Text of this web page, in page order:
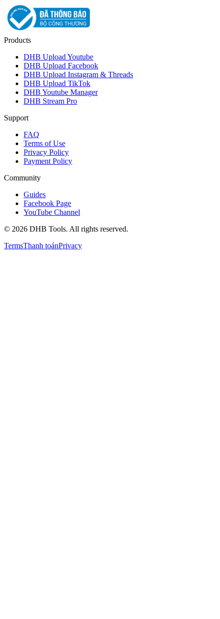
Products
DHB Upload Youtube
DHB Upload Facebook
DHB Upload Instagram & Threads
DHB Upload TikTok
DHB Youtube Manager
DHB Stream Pro
Support
FAQ
Terms of Use
Privacy Policy
Payment Policy
Community
Guides
Facebook Page
YouTube Channel
© 2026 DHB Tools. All rights reserved.
TermsThanh toánPrivacy